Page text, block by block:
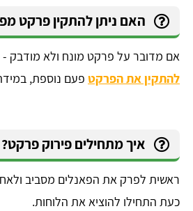
האם ניתן להתקין פרקט
אם מדובר על פרקט מונח ולא מודבק -
להתקין את הפרקט פעם נוספת,
איך מתחילים פירוק פרקט?
ראשית לפרק את הפאנלים מסביב
כעת התחילו להוציא את הלוחות.